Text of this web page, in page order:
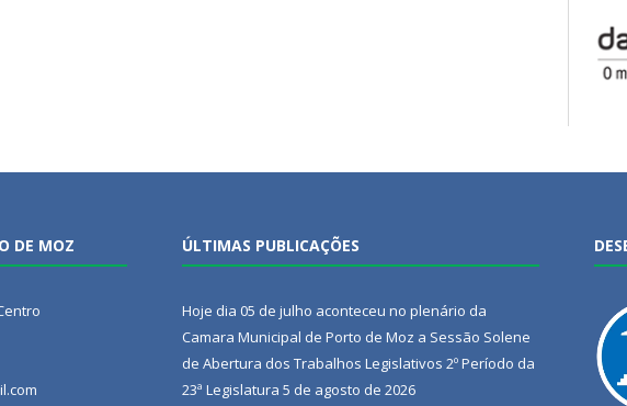
DE MOZ ÚLTIMAS PUBLICAÇÕES
Hoje dia 05 de julho aconteceu no plenário da
Camara Municipal de Porto de Moz a Sessão Solene
de Abertura dos Trabalhos Legislativos 2º Período da
23ª Legislatura 5 de agosto de 2026